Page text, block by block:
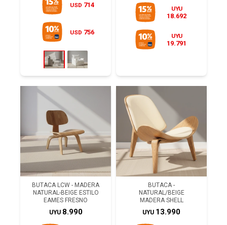
USD 714
USD 756
UYU
18.692
UYU
19.791
BUTACA LCW - MADERA
NATURAL-BEIGE ESTILO
EAMES FRESNO
UYU 8.990
BUTACA -
NATURAL/BEIGE
MADERA SHELL
UYU 13.990